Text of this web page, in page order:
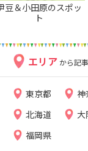
豆＆小田原のスポッ
ト
エリア から記
東京都 神
北海道
大
福岡県